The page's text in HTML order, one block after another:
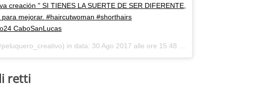
creación " SI TIENES LA SUERTE DE SER DIFERENTE,
mejorar. #haircutwoman #shorthairs
CaboSanLucas
in data: 30 Ago 2017 alle ore 15:48 PDT
retti